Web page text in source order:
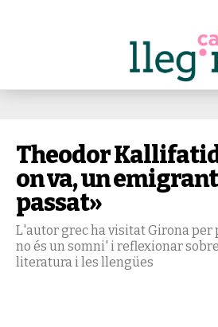
Theodor
on va, un
passat»
L'autor grec ha visitat Girona per
no és un somni' i reflexionar
literatura i les llengües